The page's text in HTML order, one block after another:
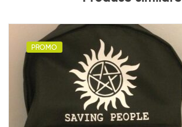
PROMO